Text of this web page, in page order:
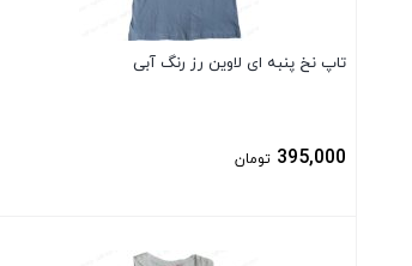
تاپ نخ پنبه ای لاوین رز رنگ آبی
395,000 تومان